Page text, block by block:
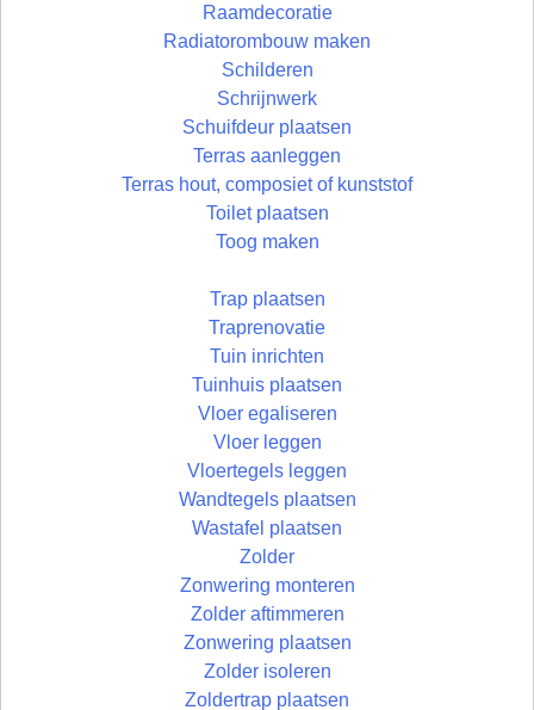
Raamdecoratie
Radiatorombouw maken
Schilderen
Schrijnwerk
Schuifdeur plaatsen
Terras aanleggen
Terras hout, composiet of kunststof
Toilet plaatsen
Toog maken
Trap plaatsen
Traprenovatie
Tuin inrichten
Tuinhuis plaatsen
Vloer egaliseren
Vloer leggen
Vloertegels leggen
Wandtegels plaatsen
Wastafel plaatsen
Zolder
Zonwering monteren
Zolder aftimmeren
Zonwering plaatsen
Zolder isoleren
Zoldertrap plaatsen